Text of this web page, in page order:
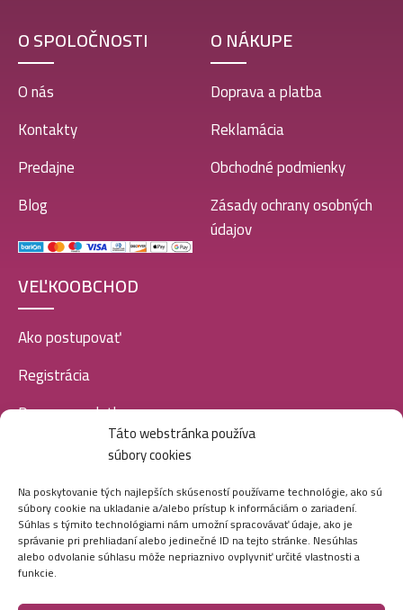
Táto webstránka používa
súbory cookies
Na poskytovanie tých najlepších skúseností používame technológie, ako sú
súbory cookie na ukladanie a/alebo prístup k informáciám o zariadení.
Súhlas s týmito technológiami nám umožní spracovávať údaje, ako je
správanie pri prehliadaní alebo jedinečné ID na tejto stránke. Nesúhlas
alebo odvolanie súhlasu môže nepriaznivo ovplyvniť určité vlastnosti a
funkcie.
O SPOLOČNOSTI
O nás
Kontakty
Predajne
Blog
O NÁKUPE
Doprava a platba
Reklamácia
Obchodné podmienky
Zásady ochrany osobných
údajov
VEĽKOOBCHOD
Ako postupovať
Registrácia
Doprava a platba
SOCIÁLNE SIETE